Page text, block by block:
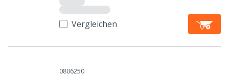
Vergleichen
0806250